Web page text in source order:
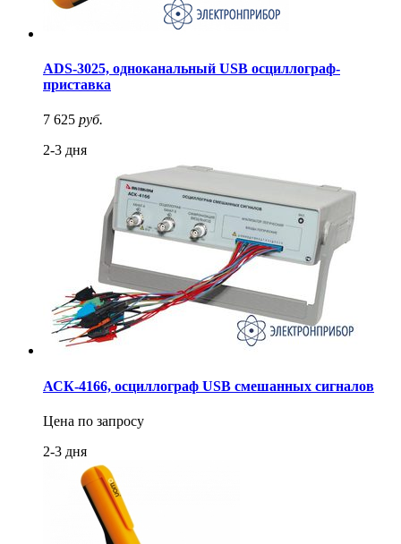
ADS-3025, одноканальный USB осциллограф-
приставка
7 625 руб.
2-3 дня
АСК-4166, осциллограф USB смешанных сигналов
Цена по запросу
2-3 дня